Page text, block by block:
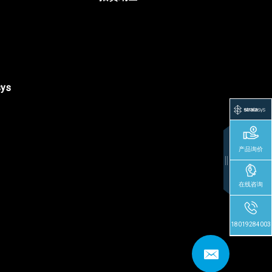
产品询价
在线咨询
18019284003